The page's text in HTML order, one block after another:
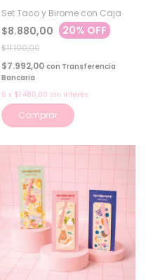
Set Taco y Birome con Caja
$8.880,00 20% OFF
$11.100,00
$7.992,00 con Transferencia
Bancaria
6 x $1.480,00 sin interés
Comprar